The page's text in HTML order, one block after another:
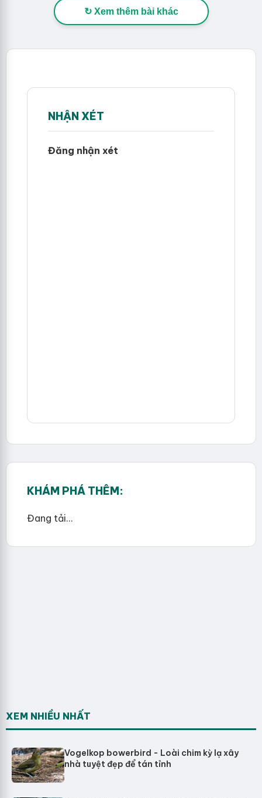
↻ Xem thêm bài khác
NHẬN XÉT
Đăng nhận xét
KHÁM PHÁ THÊM:
Đang tải...
XEM NHIỀU NHẤT
Vogelkop bowerbird - Loài chim kỳ lạ xây
nhà tuyệt đẹp để tán tỉnh